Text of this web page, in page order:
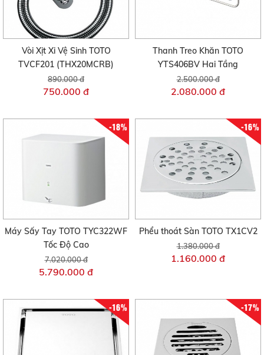
Vòi Xịt Xi Vệ Sinh TOTO
TVCF201 (THX20MCRB)
890.000 đ
750.000 đ
Thanh Treo Khăn TOTO
YTS406BV Hai Tầng
2.500.000 đ
2.080.000 đ
-18%
Máy Sấy Tay TOTO TYC322WF
Tốc Độ Cao
7.020.000 đ
5.790.000 đ
-16%
Phểu thoát Sàn TOTO TX1CV2
1.380.000 đ
1.160.000 đ
-16% -17%